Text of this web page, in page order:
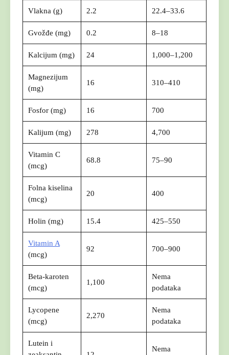
Vlakna (g) 2.2 22.4–33.6
Gvožđe (mg) 0.2 8–18
Kalcijum (mg) 24 1,000–1,200
Magnezijum
(mg)
16 310–410
Fosfor (mg) 16 700
Kalijum (mg) 278 4,700
Vitamin C
(mcg)
68.8 75–90
Folna kiselina
(mcg)
20 400
Holin (mg) 15.4 425–550
Vitamin A
(mcg)
92 700–900
Beta-karoten
(mcg)
1,100
Nema
podataka
Lycopene
(mcg)
2,270
Nema
podataka
Lutein i
Nema